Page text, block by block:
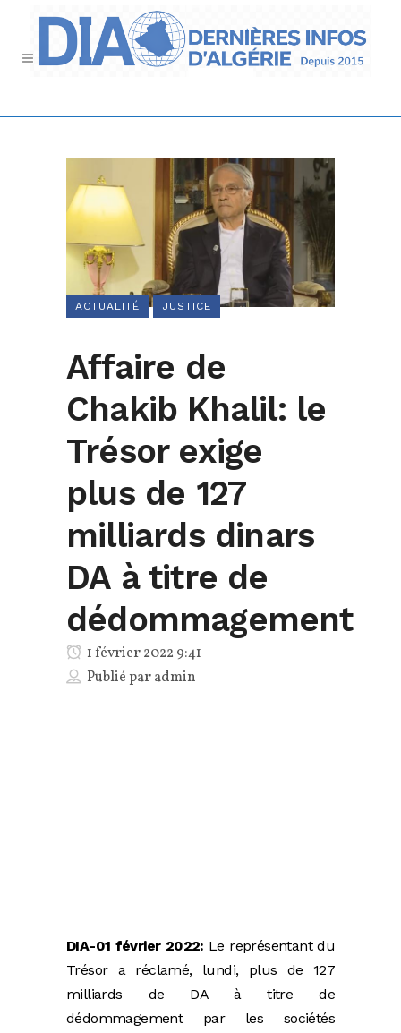
ACTUALITÉ JUSTICE
Affaire de
Chakib Khalil: le
Trésor exige
plus de 127
milliards dinars
DA à titre de
dédommagement
1 février 2022 9:41
Publié paradmin
DIA-01 février 2022: Le représentant du
Trésor a réclamé, lundi, plus de 127
milliards de DA à titre de
dédommagement par les sociétés